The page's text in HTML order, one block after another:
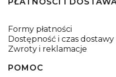
Formy płatności
Dostępność i czas dostawy
Zwroty i reklamacje
POMOC